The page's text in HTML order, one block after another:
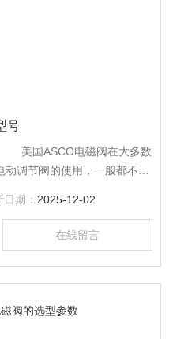
号
美国ASCO电磁阀在大多数
调节阀的使用，一般都不推
日期： 2025-12-02
在线留言